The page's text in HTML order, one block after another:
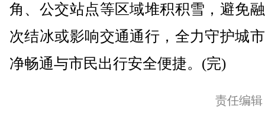
角、公交站点等区域堆积积雪，避免
次结冰或影响交通通行，全力守护城
净畅通与市民出行安全便捷。(完)
责任编